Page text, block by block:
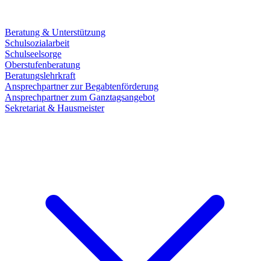
Beratung & Unterstützung
Schulsozialarbeit
Schulseelsorge
Oberstufenberatung
Beratungslehrkraft
Ansprechpartner zur Begabtenförderung
Ansprechpartner zum Ganztagsangebot
Sekretariat & Hausmeister